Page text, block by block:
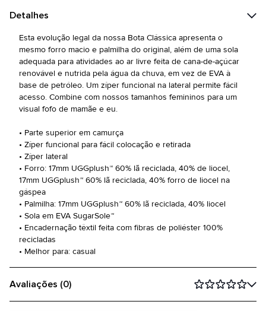
Detalhes
Esta evolução legal da nossa Bota Clássica apresenta o
mesmo forro macio e palmilha do original, além de uma sola
adequada para atividades ao ar livre feita de cana-de-açúcar
renovável e nutrida pela água da chuva, em vez de EVA à
base de petróleo. Um zíper funcional na lateral permite fácil
acesso. Combine com nossos tamanhos femininos para um
visual fofo de mamãe e eu.
• Parte superior em camurça
• Zíper funcional para fácil colocação e retirada
• Zíper lateral
• Forro: 17mm UGGplush™ 60% lã reciclada, 40% de liocel,
17mm UGGplush™ 60% lã reciclada, 40% forro de liocel na
gáspea
• Palmilha: 17mm UGGplush™ 60% lã reciclada, 40% liocel
• Sola em EVA SugarSole™
• Encadernação têxtil feita com fibras de poliéster 100%
recicladas
• Melhor para: casual
Avaliações (0)